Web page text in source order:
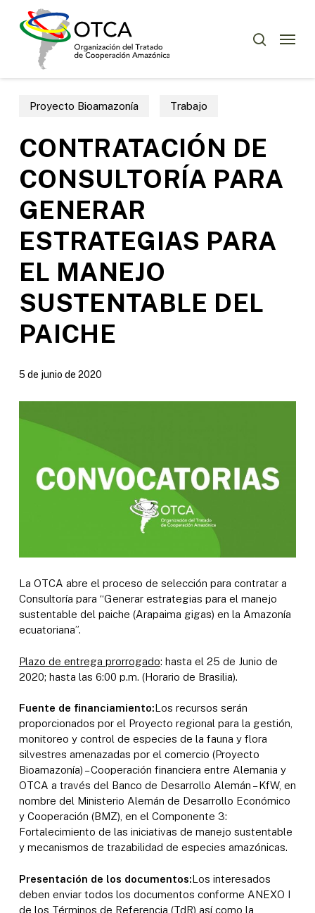
Menu
Proyecto Bioamazonía Trabajo
CONTRATACIÓN DE
CONSULTORÍA PARA
GENERAR
ESTRATEGIAS PARA
EL MANEJO
SUSTENTABLE DEL
PAICHE
5 de junio de 2020
La OTCA abre el proceso de selección para contratar a
Consultoría para “Generar estrategias para el manejo
sustentable del paiche (Arapaima gigas) en la Amazonía
ecuatoriana”.
Plazo de entrega prorrogado: hasta el 25 de Junio de
2020; hasta las 6:00 p.m. (Horario de Brasilia).
Fuente de financiamiento:Los recursos serán
proporcionados por el Proyecto regional para la gestión,
monitoreo y control de especies de la fauna y flora
silvestres amenazadas por el comercio (Proyecto
Bioamazonía) – Cooperación financiera entre Alemania y
OTCA a través del Banco de Desarrollo Alemán – KfW, en
nombre del Ministerio Alemán de Desarrollo Económico
y Cooperación (BMZ), en el Componente 3:
Fortalecimiento de las iniciativas de manejo sustentable
y mecanismos de trazabilidad de especies amazónicas.
Presentación de los documentos:Los interesados
deben enviar todos los documentos conforme ANEXO I
de los Términos de Referencia (TdR) así como la